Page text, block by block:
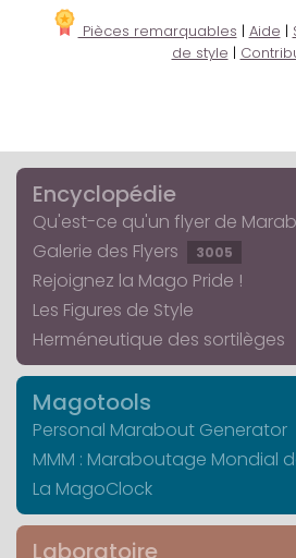
Pièces remarquables | Aide |
de style |
Encyclopédie
Qu'est-ce qu'un flyer de
Galerie des Flyers
3005
Rejoignez la Mago Pride !
Les Figures de Style
Herméneutique des sortilèges
Magotools
Personal Marabout Generator
MMM : Maraboutage Mondial
La MagoClock
Laboratoire